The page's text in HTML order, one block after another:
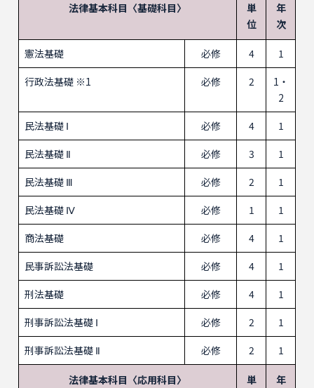
法律基本科目〈基礎科目〉
単
位
年
次
憲法基礎 必修 4
1
行政法基礎 ※1
必修 2
1・
2
民法基礎 Ⅰ
必修 4
1
民法基礎 Ⅱ
必修 3
1
民法基礎 Ⅲ
必修 2
1
民法基礎 Ⅳ
必修 1
1
商法基礎
必修 4
1
民事訴訟法基礎
必修 4
1
刑法基礎
必修 4
1
刑事訴訟法基礎 Ⅰ
必修 2
1
刑事訴訟法基礎 Ⅱ
必修 2 1
法律基本科目〈応用科目〉
単
年